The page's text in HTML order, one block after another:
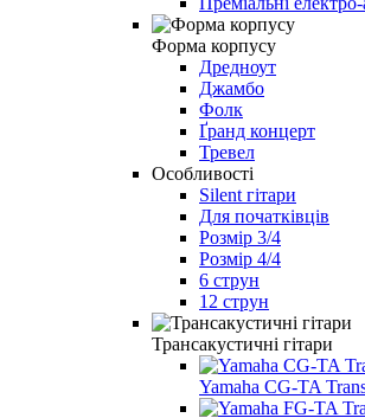
Форма корпусу
Дредноут
Джамбо
Фолк
Ґранд концерт
Тревел
Особливості
Silent гітари
Для початківців
Розмір 3/4
Розмір 4/4
6 струн
12 струн
Трансакустичні гітари
Yamaha CG-TA